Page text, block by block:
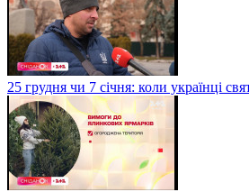
25 грудня чи 7 січня: коли українці